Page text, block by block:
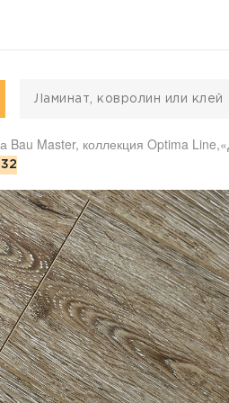
Bau Master, коллекция Optima
Bau